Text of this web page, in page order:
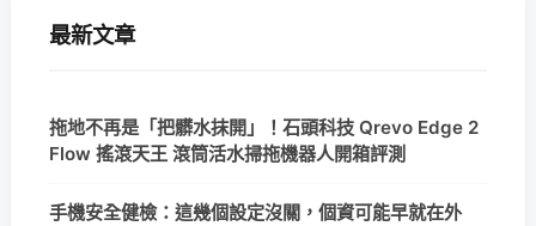
最新文章
拖地不再是「把髒水抹開」！石頭科技 Qrevo Edge 2
Flow 搖滾天王 滾筒活水掃拖機器人開箱評測
手機安全健檢：這幾個設定沒關，個資可能早就在外